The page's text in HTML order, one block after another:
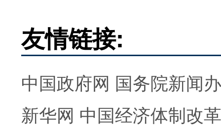
友情链接:
中国政府网 国务院新闻
新华网 中国经济体制改